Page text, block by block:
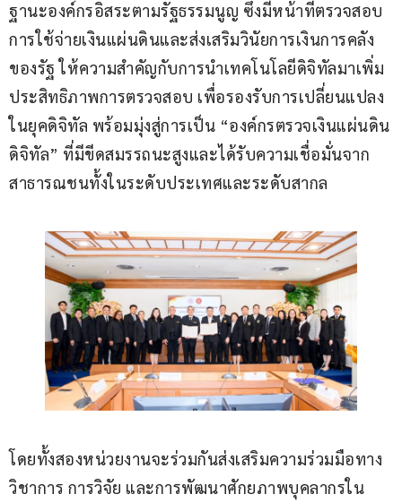
ฐานะองค์กรอิสระตามรัฐธรรมนูญ ซึ่งมีหน้าที่ตรวจสอบ
การใช้จ่ายเงินแผ่นดินและส่งเสริมวินัยการเงินการคลัง
ของรัฐ ให้ความสำคัญกับการนำเทคโนโลยีดิจิทัลมาเพิ่ม
ประสิทธิภาพการตรวจสอบ เพื่อรองรับการเปลี่ยนแปลง
ในยุคดิจิทัล พร้อมมุ่งสู่การเป็น “องค์กรตรวจเงินแผ่นดิน
ดิจิทัล” ที่มีขีดสมรรถนะสูงและได้รับความเชื่อมั่นจาก
สาธารณชนทั้งในระดับประเทศและระดับสากล
โดยทั้งสองหน่วยงานจะร่วมกันส่งเสริมความร่วมมือทาง
วิชาการ การวิจัย และการพัฒนาศักยภาพบุคลากรใน